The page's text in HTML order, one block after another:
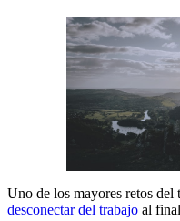
Uno de los mayores retos
desconectar del trabajo al